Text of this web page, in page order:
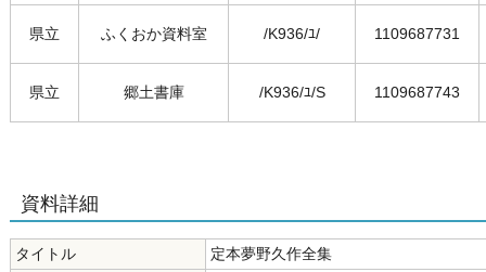
県立 ふくおか資料室 /K936/ﾕ/ 1109687731
県立 郷土書庫 /K936/ﾕ/S 1109687743
資料詳細
タイトル
定本夢野久作全集